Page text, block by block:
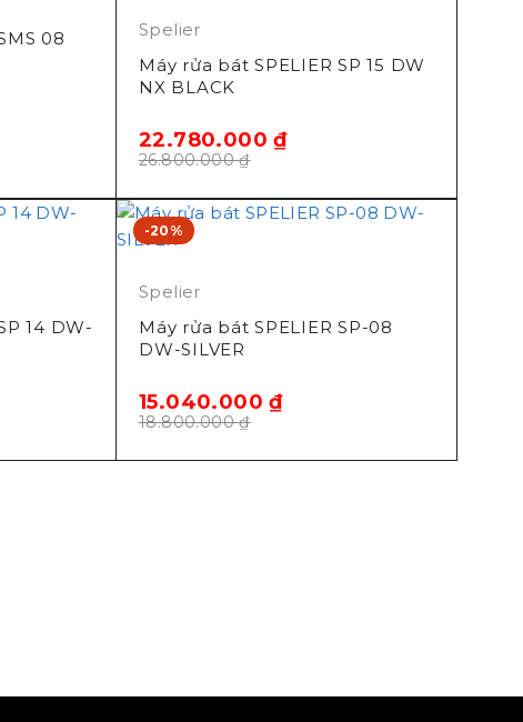
08
Spelier
Máy rửa bát SPELIER SP 15 DW
NX BLACK
26.800.000₫
22.780.000₫
14 DW-
-20%
Spelier
Máy rửa bát SPELIER SP-08
DW-SILVER
18.800.000₫
15.040.000₫